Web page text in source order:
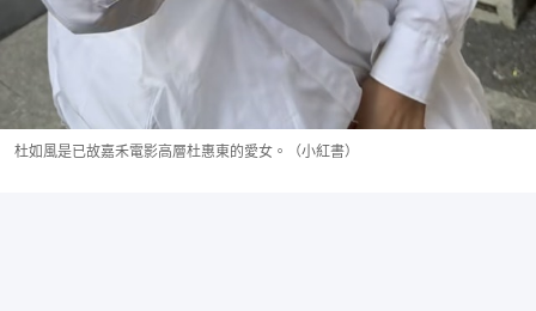
杜如風是已故嘉禾電影高層杜惠東的愛女。（小紅書）